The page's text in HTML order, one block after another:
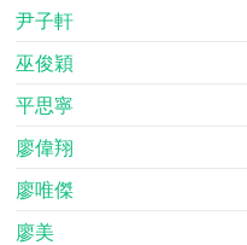
尹子軒
巫俊穎
平思寧
廖偉翔
廖唯傑
廖美